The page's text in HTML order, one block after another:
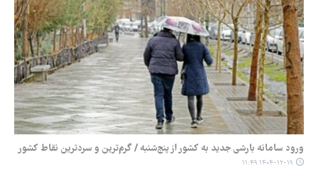
ورود سامانه بارشی جدید به کشور از پنج‌شنبه / گرم‌ترین و سردترین نقاط کشور
۱۴۰۴-۱۲-۱۹ ۱۱:۴۹